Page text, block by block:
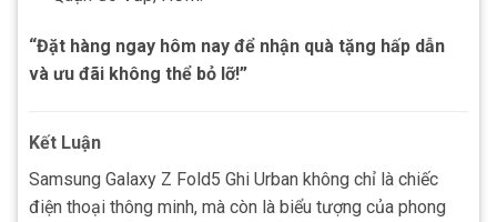
“Đặt hàng ngay hôm nay để nhận quà tặng hấp dẫn
và ưu đãi không thể bỏ lỡ!”
Kết Luận
Samsung Galaxy Z Fold5 Ghi Urban không chỉ là chiếc
điện thoại thông minh, mà còn là biểu tượng của phong